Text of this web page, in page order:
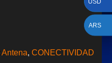
Antena, CONECTIVIDAD
ARS